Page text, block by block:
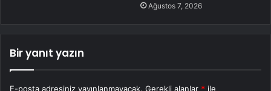
Ağustos 7, 2026
Bir yanıt yazın
E-posta adresiniz yayınlanmayacak. Gerekli alanlar * ile